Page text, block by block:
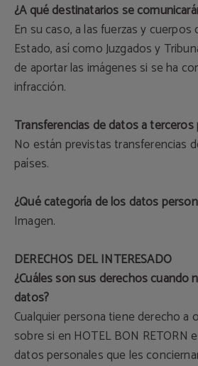
¿A qué destinatarios se
En su caso, a las fuerzas y cuerpos
Estado, así como Juzgados y
de aportar las imágenes si se ha
infracción.
Transferencias de datos a terceros
No están previstas transferencias
países.
¿Qué categoría de los datos
Imagen.
DERECHOS DEL INTERESADO
¿Cuáles son sus derechos cuando
datos?
Cualquier persona tiene derecho a
sobre si en HOTEL BON RETORN
datos personales que les